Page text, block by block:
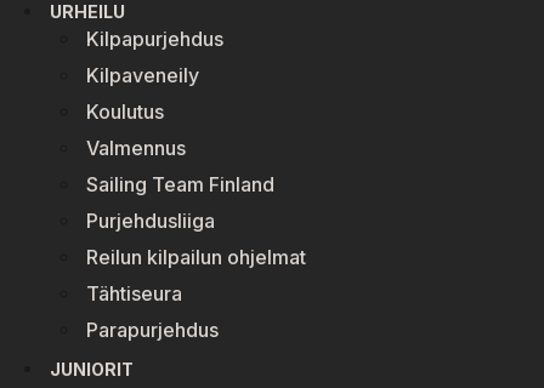
URHEILU
Kilpapurjehdus
Kilpaveneily
Koulutus
Valmennus
Sailing Team Finland
Purjehdusliiga
Reilun kilpailun ohjelmat
Tähtiseura
Parapurjehdus
JUNIORIT